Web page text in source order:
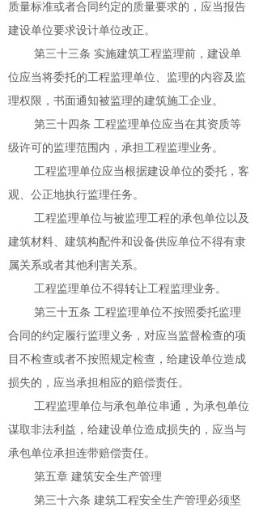
质量标准或者合同约定的质量要求的，应当报告
建设单位要求设计单位改正。
第三十三条 实施建筑工程监理前，建设单
位应当将委托的工程监理单位、监理的内容及监
理权限，书面通知被监理的建筑施工企业。
第三十四条 工程监理单位应当在其资质等
级许可的监理范围内，承担工程监理业务。
工程监理单位应当根据建设单位的委托，客
观、公正地执行监理任务。
工程监理单位与被监理工程的承包单位以及
建筑材料、建筑构配件和设备供应单位不得有隶
属关系或者其他利害关系。
工程监理单位不得转让工程监理业务。
第三十五条 工程监理单位不按照委托监理
合同的约定履行监理义务，对应当监督检查的项
目不检查或者不按照规定检查，给建设单位造成
损失的，应当承担相应的赔偿责任。
工程监理单位与承包单位串通，为承包单位
谋取非法利益，给建设单位造成损失的，应当与
承包单位承担连带赔偿责任。
第五章 建筑安全生产管理
第三十六条 建筑工程安全生产管理必须坚